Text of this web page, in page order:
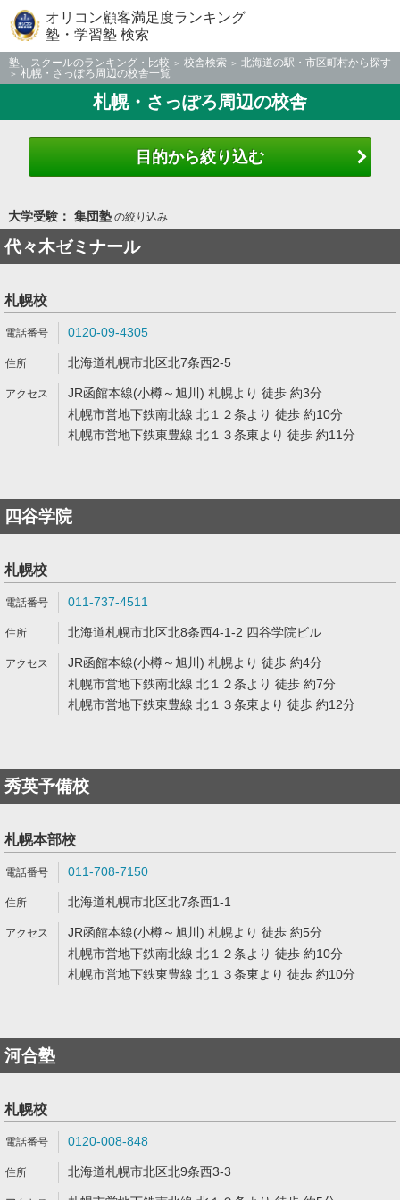
オリコン顧客満足度ランキング
塾・学習塾 検索
塾、スクールのランキング・比較 校舎検索
北海道の駅・市区町村から探す
札幌・さっぽろ周辺の校舎一覧
札幌・さっぽろ周辺の校舎
目的から絞り込む
大学受験： 集団塾の絞り込み
代々木ゼミナール
札幌校
0120-09-4305
北海道札幌市北区北7条西2-5
JR函館本線(小樽～旭川) 札幌より 徒歩 約3分
札幌市営地下鉄南北線 北１２条より 徒歩 約10分
札幌市営地下鉄東豊線 北１３条東より 徒歩 約11分
四谷学院
札幌校
011-737-4511
北海道札幌市北区北8条西4-1-2 四谷学院ビル
JR函館本線(小樽～旭川) 札幌より 徒歩 約4分
札幌市営地下鉄南北線 北１２条より 徒歩 約7分
札幌市営地下鉄東豊線 北１３条東より 徒歩 約12分
秀英予備校
札幌本部校
011-708-7150
北海道札幌市北区北7条西1-1
JR函館本線(小樽～旭川) 札幌より 徒歩 約5分
札幌市営地下鉄南北線 北１２条より 徒歩 約10分
札幌市営地下鉄東豊線 北１３条東より 徒歩 約10分
河合塾
札幌校
0120-008-848
北海道札幌市北区北9条西3-3